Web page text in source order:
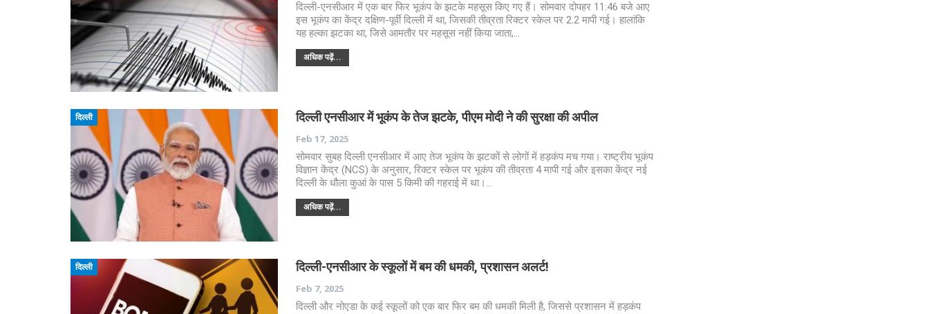
दिल्ली-एनसीआर में एक बार फिर भूकंप के झटके महसूस किए गए हैं। सोमवार दोपहर 11:46 बजे आए
इस भूकंप का केंद्र दक्षिण-पूर्वी दिल्ली में था, जिसकी तीव्रता रिक्टर स्केल पर 2.2 मापी गई। हालांकि
यह हल्का झटका था, जिसे आमतौर पर महसूस नहीं किया जाता,…
अधिक पढ़ें...
दिल्ली दिल्ली एनसीआर में भूकंप के तेज झटके, पीएम मोदी ने की सुरक्षा की अपील
Feb 17, 2025
सोमवार सुबह दिल्ली एनसीआर में आए तेज भूकंप के झटकों से लोगों में हड़कंप मच गया। राष्ट्रीय भूकंप
विज्ञान केंद्र (NCS) के अनुसार, रिक्टर स्केल पर भूकंप की तीव्रता 4 मापी गई और इसका केंद्र नई
दिल्ली के धौला कुआं के पास 5 किमी की गहराई में था।…
अधिक पढ़ें...
दिल्ली दिल्ली-एनसीआर के स्कूलों में बम की धमकी, प्रशासन अलर्ट!
Feb 7, 2025
दिल्ली और नोएडा के कई स्कूलों को एक बार फिर बम की धमकी मिली है, जिससे प्रशासन में हड़कंप